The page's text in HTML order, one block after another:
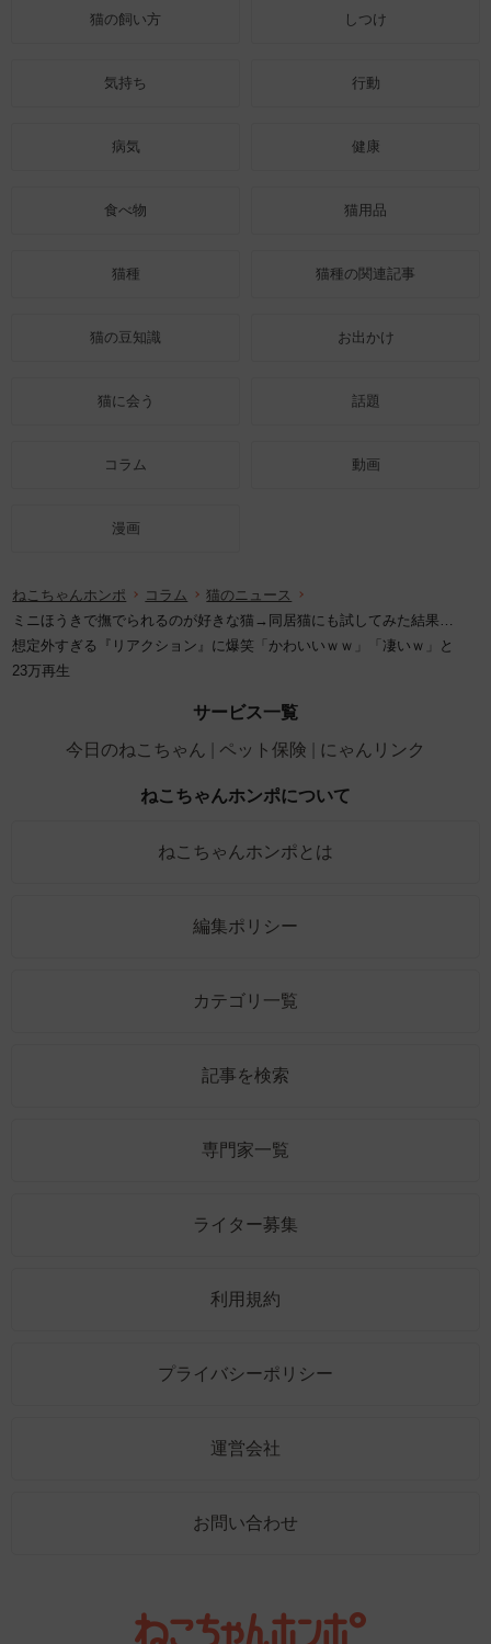
猫の飼い方 しつけ
気持ち 行動
病気 健康
食べ物 猫用品
猫種 猫種の関連記事
猫の豆知識 お出かけ
猫に会う 話題
コラム 動画
漫画
ねこちゃんホンポ コラム
猫のニュース
ミニほうきで撫でられるのが好きな猫→同居猫にも試してみた結果…
想定外すぎる『リアクション』に爆笑「かわいいｗｗ」「凄いｗ」と
23万再生
サービス一覧
今日のねこちゃん
ペット保険 にゃんリンク
ねこちゃんホンポについて
ねこちゃんホンポとは
編集ポリシー
カテゴリ一覧
記事を検索
専門家一覧
ライター募集
利用規約
プライバシーポリシー
運営会社
お問い合わせ